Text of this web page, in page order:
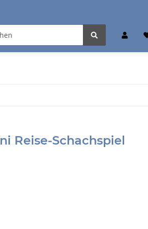
Reise-Schachspiel